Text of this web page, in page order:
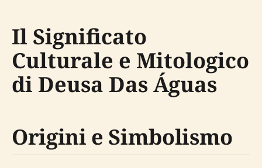
Il Significato
Culturale e Mitologico
di Deusa Das Águas
Origini e Simbolismo